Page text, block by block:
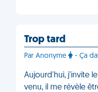
Trop tard
Par Anonyme - Ça
Aujourd'hui, j'invite
venu, il me révèle